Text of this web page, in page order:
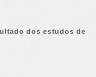
dos estudos de